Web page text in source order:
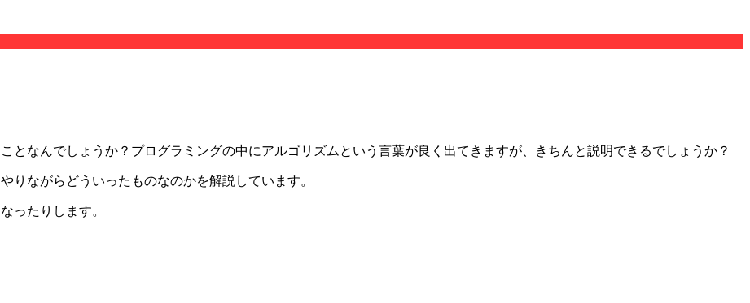
となんでしょうか？プログラミングの中にアルゴリズムという言葉が良く出てきますが、きちんと説明できるでしょうか？
りながらどういったものなのかを解説しています。
ったりします。